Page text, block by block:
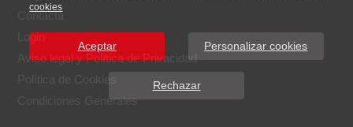
Contacta
Login
Aviso legal y Política de Privacidad
Condiciones Generales
cookies
Aceptar Personalizar cookies
Rechazar